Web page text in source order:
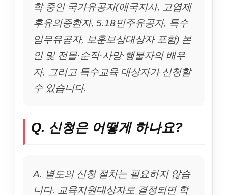
학 중인 국가유공자(애국지사, 고엽제
후유의증환자, 5.18민주유공자, 특수
임무유공자, 보훈보상대상자 포함) 본
인 및 전몰·순직·사망·행불자의 배우
자, 그리고 특수교육 대상자가 신청할
수 있습니다.
Q. 신청은 어떻게 하나요?
A. 별도의 신청 절차는 필요하지 않습
니다. 교육지원대상자로 결정되면 학